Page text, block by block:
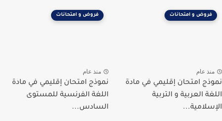
فروض و امتحانات
منذ عام
نموذج امتحان إقليمي في مادة
اللغة العربية و التربية
الإسلامية...
فروض و امتحانات
منذ عام
نموذج امتحان إقليمي في مادة
اللغة الفرنسية للمستوى
السادس...